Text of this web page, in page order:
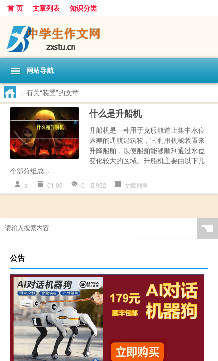
首 页 文章列表 知识分类
网站导航
> 有关“装置”的文章
什么是升船机
升船机是一种用于克服航道上集中水位
落差的通航建筑物，它利用机械装置来
升降船舶，以便船舶能够顺利通过水位
变化较大的区域。升船机主要由以下几
个部分组成...
sl 01-09 0 992 文章列表
☚
公告